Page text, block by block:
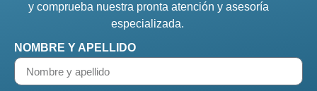
y comprueba nuestra pronta atención y asesoría
especializada.
NOMBRE Y APELLIDO